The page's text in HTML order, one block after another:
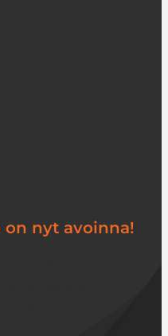
on nyt avoinna!